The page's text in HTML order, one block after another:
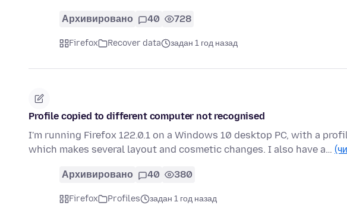
Архивировано 40 728
Firefox Recover data задан 1 год назад
Profile copied to different computer not recognised
I'm running Firefox 122.0.1 on a Windows 10 desktop PC, with a
which makes several layout and cosmetic changes. I also have a…
Архивировано 40 380
Firefox Profiles задан 1 год назад